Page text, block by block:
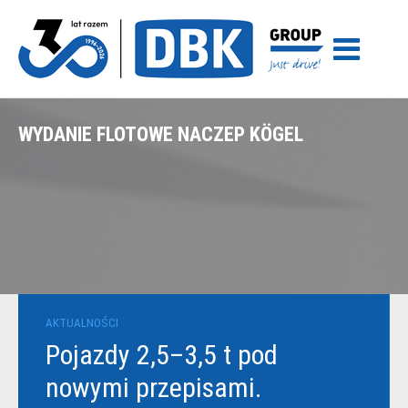
WYDANIE FLOTOWE NACZEP KÖGEL
AKTUALNOŚCI
Pojazdy 2,5–3,5 t pod
nowymi przepisami.